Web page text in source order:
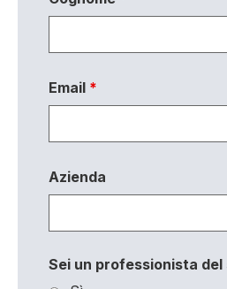
Email *
Azienda
Sei un professionista